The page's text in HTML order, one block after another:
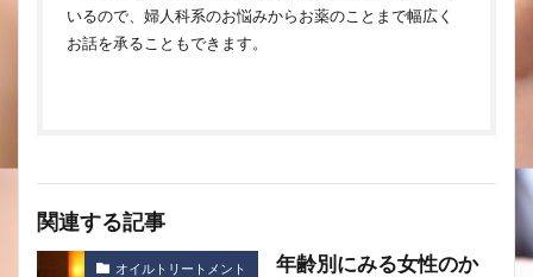
いるので、婦人科系のお悩みからお薬のことまで幅広く
お話を承ることもできます。
関連する記事
オイルトリートメント
年齢別にみる女性のか